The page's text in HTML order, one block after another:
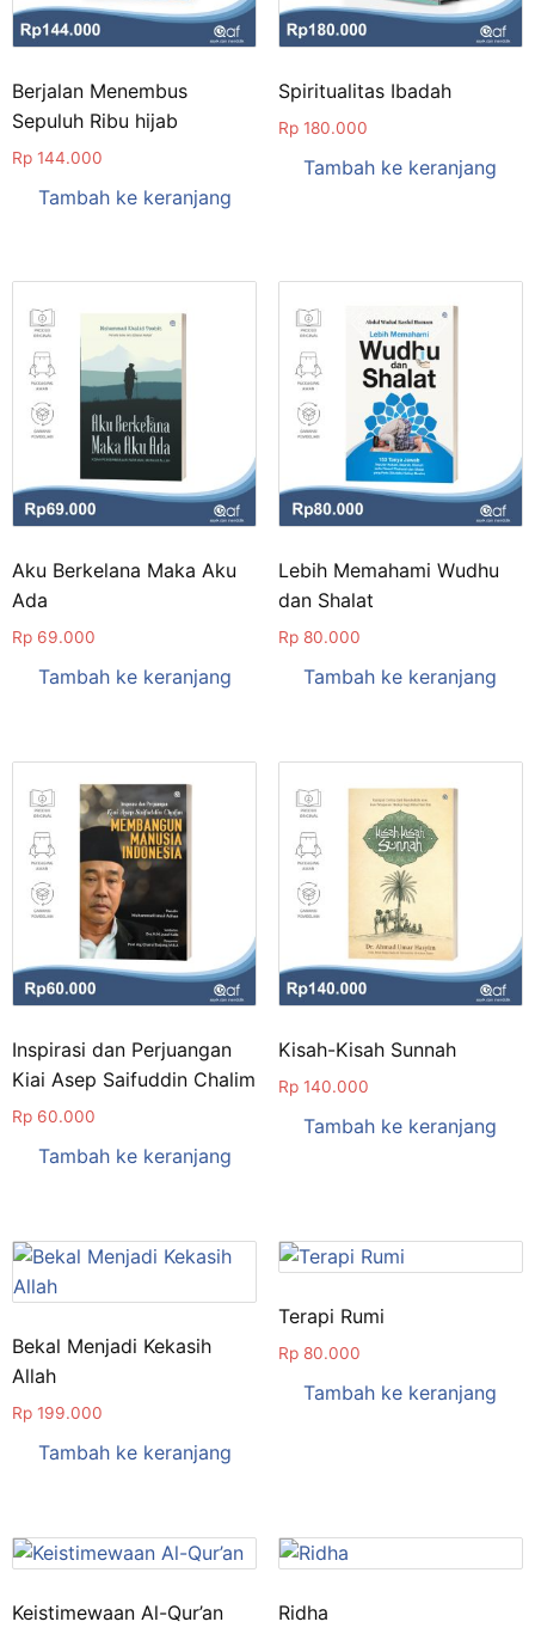
Berjalan Menembus
Sepuluh Ribu hijab
Rp 144.000
Tambah ke keranjang
Spiritualitas Ibadah
Rp180.000
Tambah ke keranjang
Aku Berkelana Maka Aku
Ada
Rp 69.000
Tambah ke keranjang
Lebih Memahami Wudhu
dan Shalat
Rp80.000
Tambah ke keranjang
Inspirasi dan Perjuangan
Kiai Asep Saifuddin Chalim
Rp 60.000
Tambah ke keranjang
Kisah-Kisah Sunnah
Rp140.000
Tambah ke keranjang
Bekal Menjadi Kekasih
Allah
Rp 199.000
Tambah ke keranjang
Terapi Rumi
Rp80.000
Tambah ke keranjang
Keistimewaan Al-Qur’an Ridha